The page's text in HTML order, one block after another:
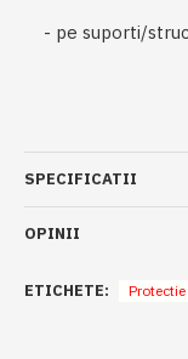
- pe suporti/
SPECIFICATII
OPINII
ETICHETE: